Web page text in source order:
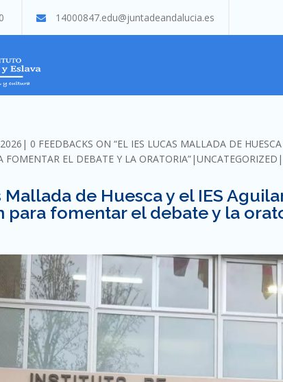
14000847.edu@juntadeandalucia.es
COMMENTS
0 FEEDBACKS ON “EL IES LUCAS MALLADA DE
FOMENTAR EL DEBATE Y LA ORATORIA” UNCATEGORIZED
Mallada de Huesca y el IES
para fomentar el debate y la